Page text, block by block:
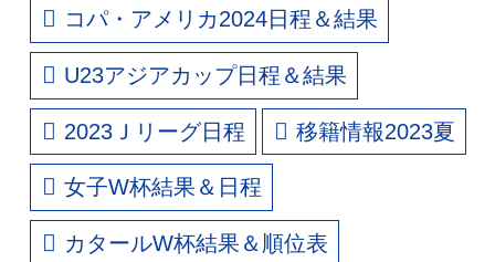
コパ・アメリカ2024日程＆結果
U23アジアカップ日程＆結果
2023Ｊリーグ日程 移籍情報2023夏
女子W杯結果＆日程
カタールW杯結果＆順位表